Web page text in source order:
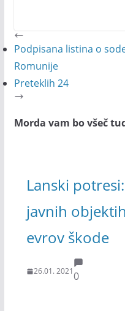
Podpisana listina o
Romunije
Preteklih 24
Morda vam bo všeč
Lanski
javnih
evrov škode
26.01. 20210